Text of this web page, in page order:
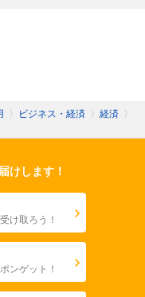
〉 ビジネス・経済 〉 経済 〉
けします！
け取ろう！
ンゲット！